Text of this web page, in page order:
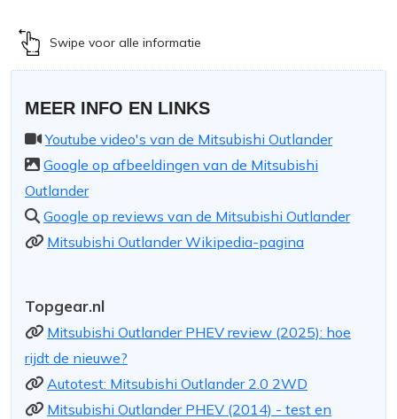
Swipe voor alle informatie
MEER INFO EN LINKS
Youtube video's van de Mitsubishi Outlander
Google op afbeeldingen van de Mitsubishi
Outlander
Google op reviews van de Mitsubishi Outlander
Mitsubishi Outlander Wikipedia-pagina
Topgear.nl
Mitsubishi Outlander PHEV review (2025): hoe
rijdt de nieuwe?
Autotest: Mitsubishi Outlander 2.0 2WD
Mitsubishi Outlander PHEV (2014) - test en